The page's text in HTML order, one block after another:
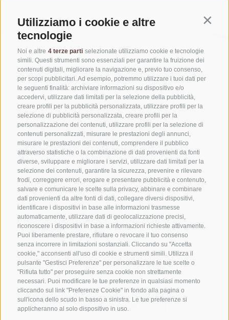
Utilizziamo i cookie e altre
tecnologie
Noi e altre 4 terze parti selezionate utilizziamo cookie e tecnologie
simili. Questi strumenti sono essenziali per garantire la fruizione dei
contenuti digitali, migliorare la navigazione e, previo tuo consenso,
per scopi pubblicitari. Ad esempio, potremmo utilizzare i tuoi dati per
le seguenti finalità: archiviare informazioni su dispositivo e/o
accedervi, utilizzare dati limitati per la selezione della pubblicità,
creare profili per la pubblicità personalizzata, utilizzare profili per la
selezione di pubblicità personalizzata, creare profili per la
personalizzazione dei contenuti, utilizzare profili per la selezione di
contenuti personalizzati, misurare le prestazioni degli annunci,
misurare le prestazioni dei contenuti, comprendere il pubblico
attraverso statistiche o la combinazione di dati provenienti da fonti
diverse, sviluppare e migliorare i servizi, utilizzare dati limitati per la
selezione dei contenuti, garantire la sicurezza, prevenire e rilevare
frodi, correggere errori, erogare e presentare pubblicità e contenuto,
salvare e comunicare le scelte sulla privacy, abbinare e combinare
dati provenienti da altre fonti di dati, collegare diversi dispositivi,
identificare i dispositivi in base alle informazioni trasmesse
automaticamente, utilizzare dati di geolocalizzazione precisi,
riconoscere i dispositivi in base a informazioni richieste attivamente.
Puoi liberamente prestare, rifiutare o revocare il tuo consenso
senza incorrere in limitazioni sostanziali. Cliccando su "Accetta
cookie," acconsenti all'uso di cookie e strumenti simili. Utilizza il
pulsante "Gestisci Preferenze" per personalizzare le tue scelte o
"Rifiuta tutto" per proseguire senza cookie non strettamente
necessari. Puoi modificare le tue preferenze in qualsiasi momento
cliccando sul link "Preferenze Cookie" in fondo alla pagina o
sull'icona dello scudo in basso a sinistra. Le tue preferenze si
applicheranno al solo dispositivo in uso.
CONTATTACI
+39 0472 765325
info@vipiteno.com
NEWSLETTER
Rimani aggiornato sulle nostre offerte
Registrati